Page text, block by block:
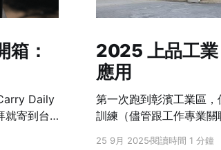
：
Daily
就寄到台
2025 上品工
應用
第一次跑到彰濱工業區
訓練（儘管跟工作專業
25 9月 2025閱讀時間 1 分鐘